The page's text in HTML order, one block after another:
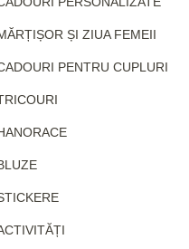
ȘI ZIUA FEMEII
PENTRU CUPLURI